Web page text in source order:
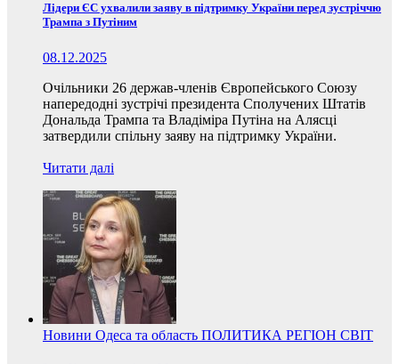
Лідери ЄС ухвалили заяву в підтримку України перед зустріччю
Трампа з Путіним
08.12.2025
Очільники 26 держав-членів Європейського Союзу
напередодні зустрічі президента Сполучених Штатів
Дональда Трампа та Владіміра Путіна на Алясці
затвердили спільну заяву на підтримку України.
Читати далі
Новини Одеса та область ПОЛИТИКА РЕГІОН СВІТ